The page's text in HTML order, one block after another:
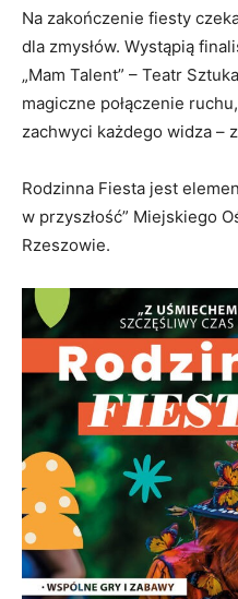
Na zakończenie fiesty
dla zmysłów. Wystąpią
„Mam Talent” – Teatr
magiczne połączenie
zachwyci każdego widza –
Rodzinna Fiesta jest
w przyszłość” Miejskiego
Rzeszowie.